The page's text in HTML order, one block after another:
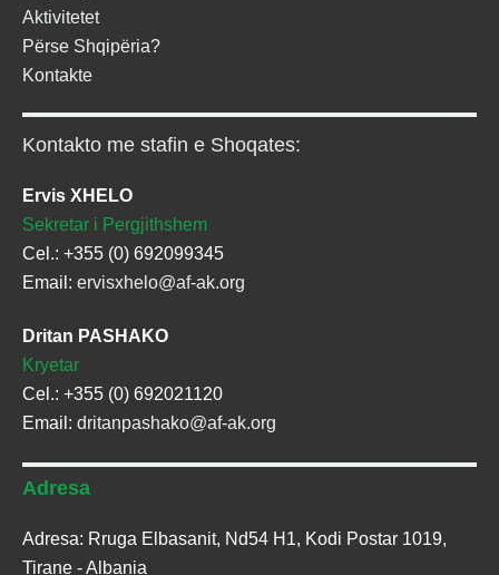
Aktivitetet
Përse Shqipëria?
Kontakte
Kontakto me stafin e Shoqates:
Ervis XHELO
Sekretar i Pergjithshem
Cel.: +355 (0) 692099345
Email: ervisxhelo@af-ak.org
Dritan PASHAKO
Kryetar
Cel.: +355 (0) 692021120
Email: dritanpashako@af-ak.org
Adresa
Adresa: Rruga Elbasanit, Nd54 H1, Kodi Postar 1019,
Tirane - Albania